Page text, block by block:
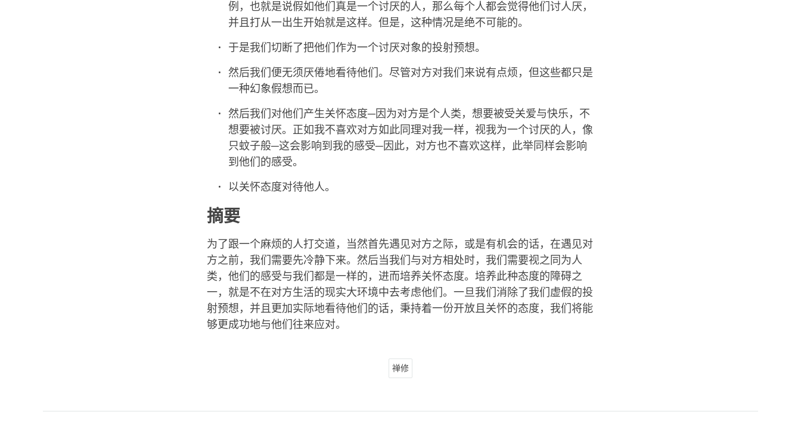
例，也就是说假如他们真是一个讨厌的人，那么每个人都会觉得他们讨人厌，
并且打从一出生开始就是这样。但是，这种情况是绝不可能的。
于是我们切断了把他们作为一个讨厌对象的投射预想。
然后我们便无须厌倦地看待他们。尽管对方对我们来说有点烦，但这些都只是
一种幻象假想而已。
然后我们对他们产生关怀态度─因为对方是个人类，想要被受关爱与快乐，不
想要被讨厌。正如我不喜欢对方如此同理对我一样，视我为一个讨厌的人，像
只蚊子般─这会影响到我的感受─因此，对方也不喜欢这样，此举同样会影响
到他们的感受。
以关怀态度对待他人。
摘要
为了跟一个麻烦的人打交道，当然首先遇见对方之际，或是有机会的话，在遇见对
方之前，我们需要先冷静下来。然后当我们与对方相处时，我们需要视之同为人
类，他们的感受与我们都是一样的，进而培养关怀态度。培养此种态度的障碍之
一，就是不在对方生活的现实大环境中去考虑他们。一旦我们消除了我们虚假的投
射预想，并且更加实际地看待他们的话，秉持着一份开放且关怀的态度，我们将能
够更成功地与他们往来应对。
禅修